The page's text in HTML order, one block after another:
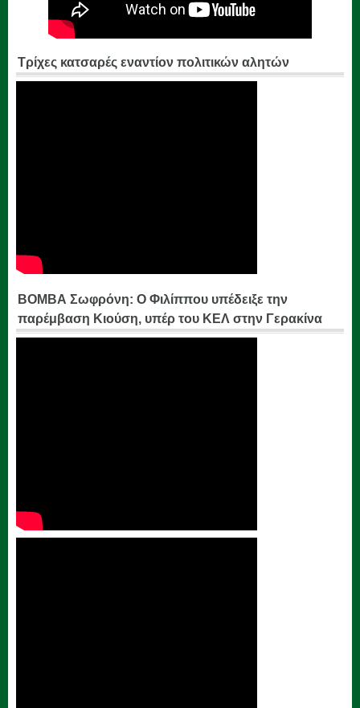
Τρίχες κατσαρές εναντίον πολιτικών αλητών
ΒΟΜΒΑ Σωφρόνη: Ο Φιλίππου υπέδειξε την
παρέμβαση Κιούση, υπέρ του ΚΕΛ στην Γερακίνα